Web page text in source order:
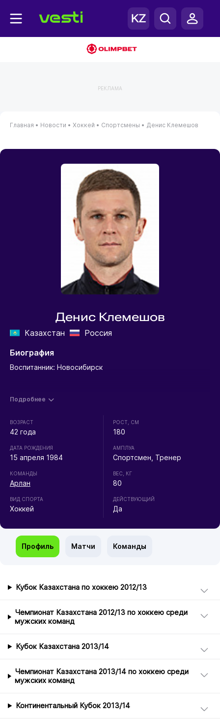
РЕКЛАМА
Главная • Новости • Хоккей • Спортсмены • Денис Клемешов
Денис Клемешов
Казахстан
Россия
Биография
Воспитанник: Новосибирск
Подробнее
ВОЗРАСТ
42 года
ДАТА РОЖДЕНИЯ
15 апреля 1984
КОМАНДЫ
Арлан
ВИД СПОРТА
Хоккей
РОСТ, СМ
180
АМПЛУА
Спортсмен, Тренер
ВЕС, КГ
80
ДЕЙСТВУЮЩИЙ
Да
Профиль Матчи Команды
Кубок Казахстана по хоккею 2012/13
Чемпионат Казахстана 2012/13 по хоккею среди
мужских команд
Кубок Казахстана 2013/14
Чемпионат Казахстана 2013/14 по хоккею среди
мужских команд
Континентальный Кубок 2013/14